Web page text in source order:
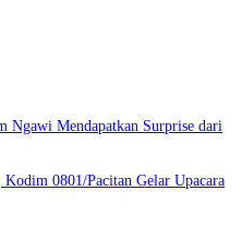
Mendapatkan Surprise dari
0801/Pacitan Gelar Upacara